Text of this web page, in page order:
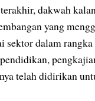
dakwah
yang
sektor dalam
telah didirikan